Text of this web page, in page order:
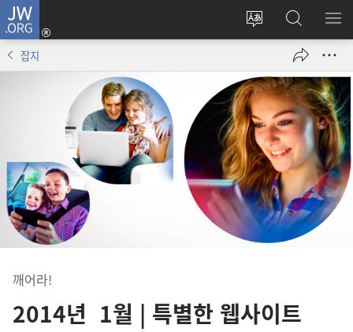
JW.ORG
사이트
변경
로그인
(새로운
열기)
JW.ORG
검색
메
잡지
깨어라!
2014년 1월 | 특별한 웹사이트